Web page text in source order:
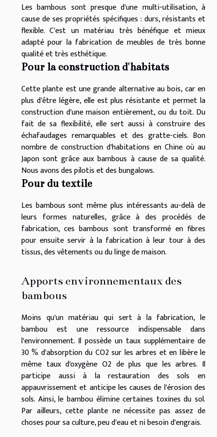
Les bambous sont presque d'une multi-utilisation, à
cause de ses propriétés spécifiques : durs, résistants et
flexible. C'est un matériau très bénéfique et mieux
adapté pour la fabrication de meubles de très bonne
qualité et très esthétique.
Pour la construction d'habitats
Cette plante est une grande alternative au bois, car en
plus d'être légère, elle est plus résistante et permet la
construction d'une maison entièrement, ou du toit. Du
fait de sa flexibilité, elle sert aussi à construire des
échafaudages remarquables et des gratte-ciels. Bon
nombre de construction d'habitations en Chine où au
Japon sont grâce aux bambous à cause de sa qualité.
Nous avons des pilotis et des bungalows.
Pour du textile
Les bambous sont même plus intéressants au-delà de
leurs formes naturelles, grâce à des procédés de
fabrication, ces bambous sont transformé en fibres
pour ensuite servir à la fabrication à leur tour à des
tissus, des vêtements ou du linge de maison.
Apports environnementaux des
bambous
Moins qu'un matériau qui sert à la fabrication, le
bambou est une ressource indispensable dans
l'environnement. Il possède un taux supplémentaire de
30 % d'absorption du CO2 sur les arbres et en libère le
même taux d'oxygène O2 de plus que les arbres. Il
participe aussi à la restauration des sols en
appauvrissement et anticipe les causes de l'érosion des
sols. Ainsi, le bambou élimine certaines toxines du sol.
Par ailleurs, cette plante ne nécessite pas assez de
choses pour sa culture, peu d'eau et ni besoin d'engrais.